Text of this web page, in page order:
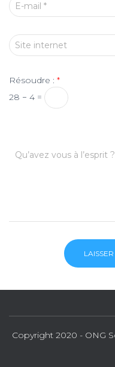
E-mail *
Site internet
Résoudre : *
28 − 4 =
Qu’avez vous à l’esprit ?